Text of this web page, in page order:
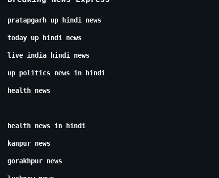
pratapgarh up hindi news
today up hindi news
live india hindi news
up politics news in hindi
health news
health news in hindi
kanpur news
gorakhpur news